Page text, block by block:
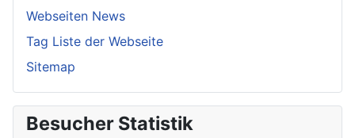
Webseiten News
Tag Liste der Webseite
Sitemap
Besucher Statistik